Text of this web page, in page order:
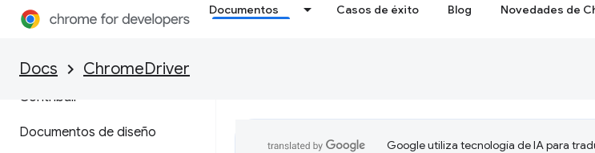
Documentos Casos de éxito Blog Novedades de
Docs ChromeDriver
Funciones y opciones de
Chrome
Extensiones de Chrome
Contribuir
Documentos de diseño
Google utiliza tecnología de IA para